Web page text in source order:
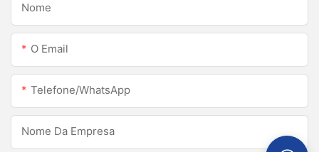
Nome
O Email
Telefone/WhatsApp
Nome Da Empresa